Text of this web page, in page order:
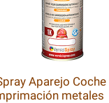
Aparejo
metales